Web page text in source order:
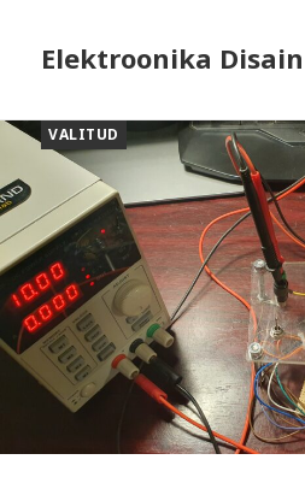
Elektroonika
VALITUD